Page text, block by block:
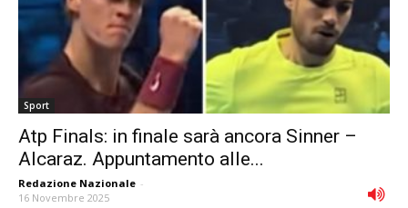
Sport
Atp Finals: in finale sarà ancora Sinner –
Alcaraz. Appuntamento alle...
Redazione Nazionale -
16 Novembre 2025